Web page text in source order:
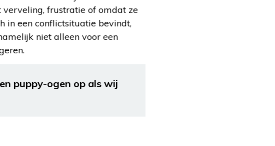
frustratie of omdat ze
in een conflictsituatie bevindt,
niet alleen voor een
puppy-ogen op als wij